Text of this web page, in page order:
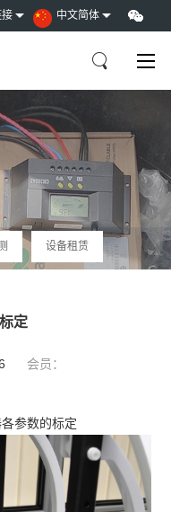
中文简体
设备租赁
定
会员：
参数的标定